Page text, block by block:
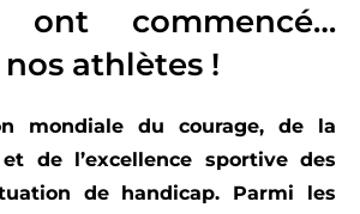
commencé…
athlètes !
mondiale du courage, de la
de l’excellence sportive des
de handicap. Parmi les